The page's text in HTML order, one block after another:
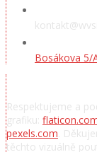
Bosákova 5/
Respektujeme a
grafiku:
pexels.com .
těchto vizuálně